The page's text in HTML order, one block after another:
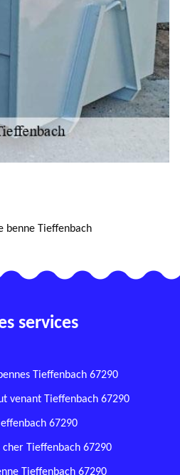
benne Tieffenbach
services
Tieffenbach 67290
venant Tieffenbach 67290
67290
cher Tieffenbach 67290
Tieffenbach 67290